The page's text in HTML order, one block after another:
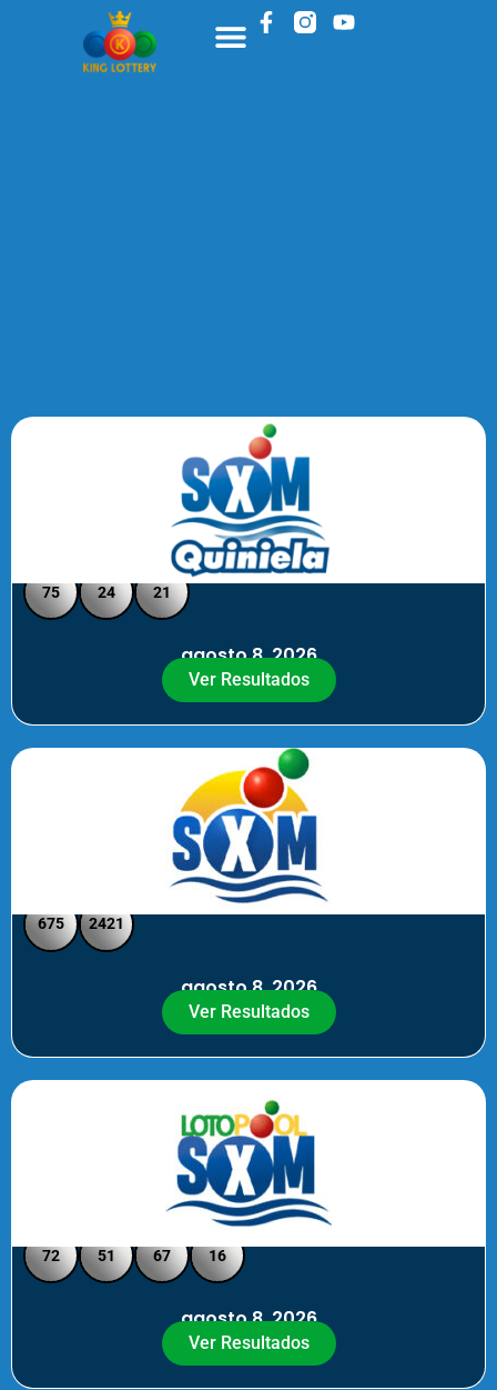
Quiniela SXM - Medio Día
75 24 21
agosto 8, 2026
Ver Resultados
SXM Medio día - Pick 3 Pick 4
675 2421
agosto 8, 2026
Ver Resultados
Loto Pool SXM - Medio Día
72 51 67 16
agosto 8, 2026
Ver Resultados